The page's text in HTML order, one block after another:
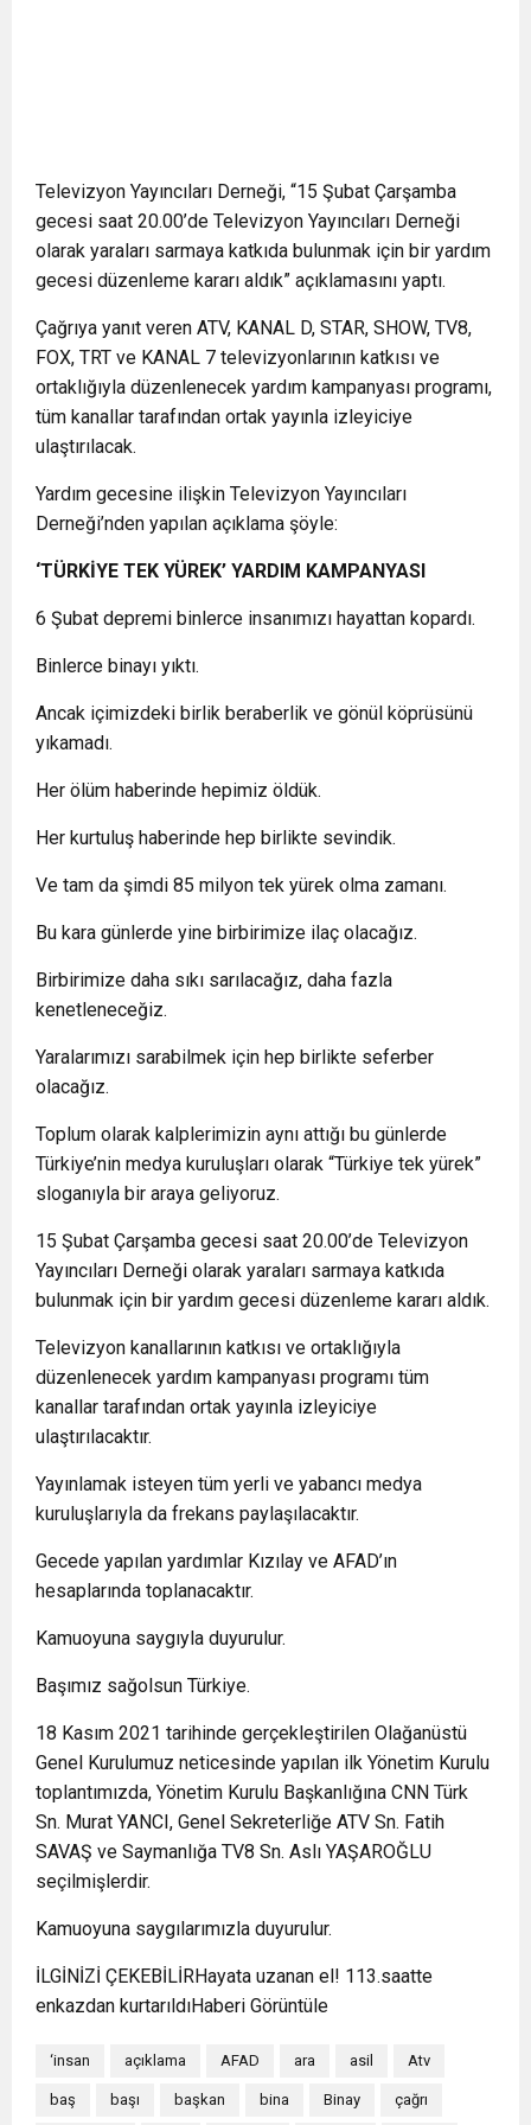
Televizyon Yayıncıları Derneği, “15 Şubat Çarşamba
gecesi saat 20.00’de Televizyon Yayıncıları Derneği
olarak yaraları sarmaya katkıda bulunmak için bir yardım
gecesi düzenleme kararı aldık” açıklamasını yaptı.
Çağrıya yanıt veren ATV, KANAL D, STAR, SHOW, TV8,
FOX, TRT ve KANAL 7 televizyonlarının katkısı ve
ortaklığıyla düzenlenecek yardım kampanyası programı,
tüm kanallar tarafından ortak yayınla izleyiciye
ulaştırılacak.
Yardım gecesine ilişkin Televizyon Yayıncıları
Derneği’nden yapılan açıklama şöyle:
‘TÜRKİYE TEK YÜREK’ YARDIM KAMPANYASI
6 Şubat depremi binlerce insanımızı hayattan kopardı.
Binlerce binayı yıktı.
Ancak içimizdeki birlik beraberlik ve gönül köprüsünü
yıkamadı.
Her ölüm haberinde hepimiz öldük.
Her kurtuluş haberinde hep birlikte sevindik.
Ve tam da şimdi 85 milyon tek yürek olma zamanı.
Bu kara günlerde yine birbirimize ilaç olacağız.
Birbirimize daha sıkı sarılacağız, daha fazla
kenetleneceğiz.
Yaralarımızı sarabilmek için hep birlikte seferber
olacağız.
Toplum olarak kalplerimizin aynı attığı bu günlerde
Türkiye’nin medya kuruluşları olarak “Türkiye tek yürek”
sloganıyla bir araya geliyoruz.
15 Şubat Çarşamba gecesi saat 20.00’de Televizyon
Yayıncıları Derneği olarak yaraları sarmaya katkıda
bulunmak için bir yardım gecesi düzenleme kararı aldık.
Televizyon kanallarının katkısı ve ortaklığıyla
düzenlenecek yardım kampanyası programı tüm
kanallar tarafından ortak yayınla izleyiciye
ulaştırılacaktır.
Yayınlamak isteyen tüm yerli ve yabancı medya
kuruluşlarıyla da frekans paylaşılacaktır.
Gecede yapılan yardımlar Kızılay ve AFAD’ın
hesaplarında toplanacaktır.
Kamuoyuna saygıyla duyurulur.
Başımız sağolsun Türkiye.
18 Kasım 2021 tarihinde gerçekleştirilen Olağanüstü
Genel Kurulumuz neticesinde yapılan ilk Yönetim Kurulu
toplantımızda, Yönetim Kurulu Başkanlığına CNN Türk
Sn. Murat YANCI, Genel Sekreterliğe ATV Sn. Fatih
SAVAŞ ve Saymanlığa TV8 Sn. Aslı YAŞAROĞLU
seçilmişlerdir.
Kamuoyuna saygılarımızla duyurulur.
İLGİNİZİ ÇEKEBİLİRHayata uzanan el! 113.saatte
enkazdan kurtarıldıHaberi Görüntüle
‘insan açıklama AFAD ara asil Atv
baş başı başkan bina Binay çağrı